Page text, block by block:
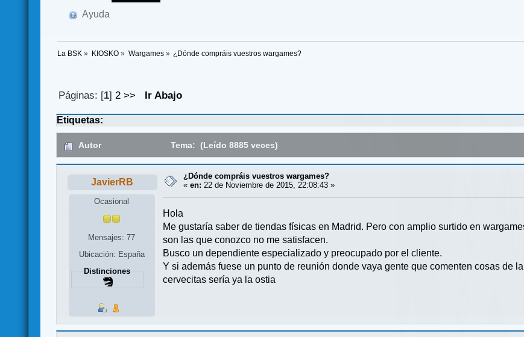
Ayuda
La BSK » KIOSKO» Wargames» ¿Dónde compráis vuestros wargames?
Páginas: [1] 2 >> Ir Abajo
Etiquetas:
Autor Tema: (Leído 8885 veces)
JavierRB
Ocasional
Mensajes: 77
Ubicación: España
Distinciones
¿Dónde compráis vuestros wargames?
«en: 22 de Noviembre de 2015, 22:08:43 »
Hola
Me gustaría saber de tiendas físicas en Madrid. Pero con amplio surtido en
son las que conozco no me satisfacen.
Busco un dependiente especializado y preocupado por el cliente.
Y si además fuese un punto de reunión donde vaya gente que comenten cosas de
cervecitas sería ya la ostia